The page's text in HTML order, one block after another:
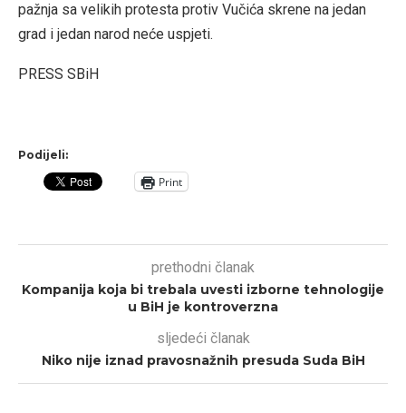
pažnja sa velikih protesta protiv Vučića skrene na jedan
grad i jedan narod neće uspjeti.
PRESS SBiH
Podijeli:
Print
prethodni članak
Kompanija koja bi trebala uvesti izborne tehnologije
u BiH je kontroverzna
sljedeći članak
Niko nije iznad pravosnažnih presuda Suda BiH